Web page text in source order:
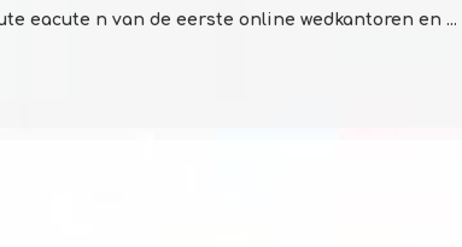
eacute n van de eerste online wedkantoren en ...